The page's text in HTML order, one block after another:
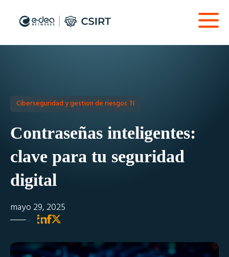
Ciberseguridad y gestion de riesgos TI
Contraseñas inteligentes:
clave para tu seguridad
digital
mayo 29, 2025